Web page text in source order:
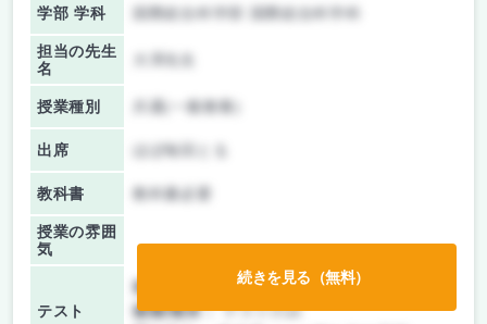
学部 学科 国際総合科学部 国際総合科学科
担当の先生
名
授業種別 共通(一般教養)
出席 ほぼ毎回とる
教科書 教科書必要
授業の雰囲
気
テスト
前期/中間：
テストのみ
後期/期末：テストのみ
続きを見る（無料）